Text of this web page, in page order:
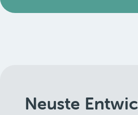
Neuste